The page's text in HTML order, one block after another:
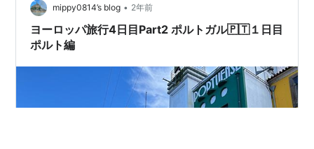
だ高原と山地で構成されていて、…
mippy0814’s blog • 2年前
ヨーロッパ旅行4日目Part2 ポルトガル🇵🇹１日目
ポルト編